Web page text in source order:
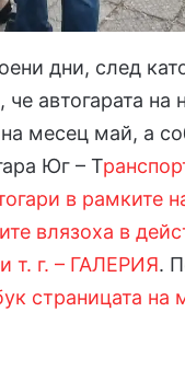
дни, след
автогарата на
месец май, а
Юг – Т
в рамките
влязоха в
т. г. – ГАЛЕРИЯ.
страницата на